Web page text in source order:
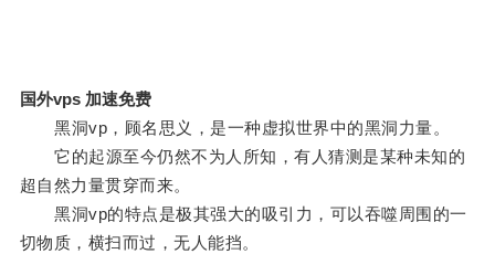
国外vps 加速免费
黑洞vp，顾名思义，是一种虚拟世界中的黑洞力量。
它的起源至今仍然不为人所知，有人猜测是某种未知的
超自然力量贯穿而来。
黑洞vp的特点是极其强大的吸引力，可以吞噬周围的一
切物质，横扫而过，无人能挡。